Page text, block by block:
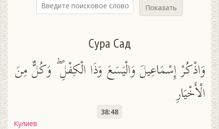
Показать
Сура Сад
وَاذْكُرْ إِسْمَاعِيلَ وَالْيَسَعَ وَذَا الْكِفْلِ ۖ وَكُلٌّ مِنَ
الْأَخْيَارِ
38:48
Кулиев